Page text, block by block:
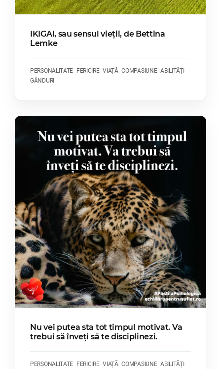
IKIGAI, sau sensul vieții, de Bettina
Lemke
PERSONALITATE FERICIRE VIAȚĂ COMPASIUNE ABILITĂȚI
GÂNDURI
Nu vei putea sta tot timpul motivat. Va
trebui să înveți să te disciplinezi.
PERSONALITATE FERICIRE VIAȚĂ COMPASIUNE ABILITĂȚI